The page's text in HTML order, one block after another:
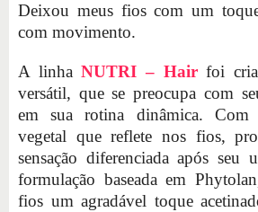
Deixou meus fios com um
com movimento.
A linhaNUTRI – Hairfoi
versátil, que se preocupa com
em sua rotina dinâmica. Com
vegetal que reflete nos fios,
sensação diferenciada após seu
formulação baseada em
fios um agradável toque